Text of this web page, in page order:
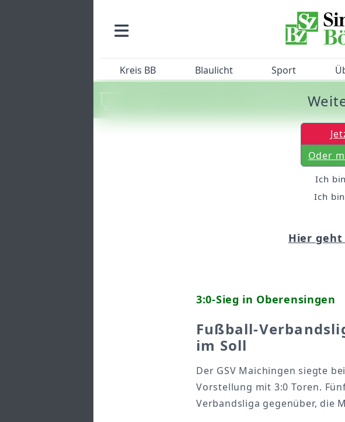
Kreis BB Blaulicht Sport
Machen Sie mit beim SZ/BZ-
3:0-Sieg in Oberensingen
Fußball-
im Soll
Der GSV Maichingen siegte
Vorstellung mit 3:0 Toren.
Verbandsliga gegenüber, die
Oder
Ich
Ich
Hier